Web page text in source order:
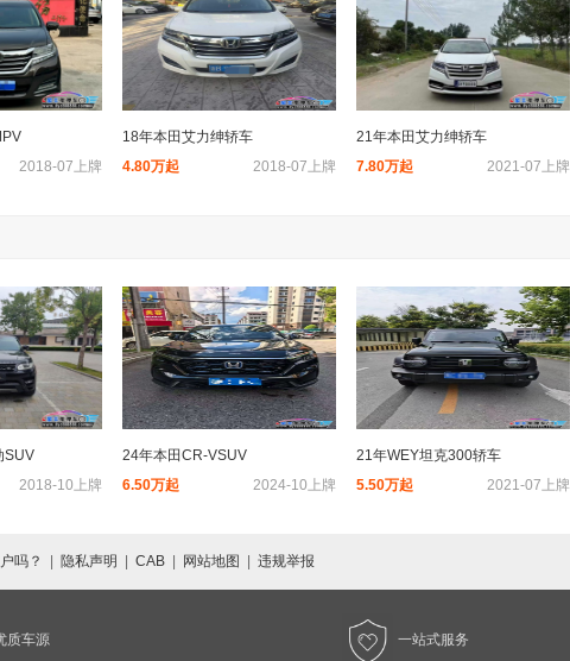
2018-07上牌
18年本田艾力绅轿车
2018-07上牌
4.80万起
21年本田艾力绅轿车
2021-07上牌
7.80万起
SUV
2018-10上牌
24年本田CR-VSUV
2024-10上牌
6.50万起
21年WEY坦克300轿车
2021-07上牌
5.50万起
吗？ 隐私声明 CAB 网站地图 违规举报
质车源 一站式服务